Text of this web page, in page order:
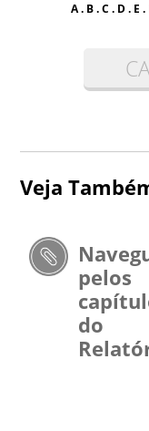
A. B.C . D. E .
Veja
pelos
do